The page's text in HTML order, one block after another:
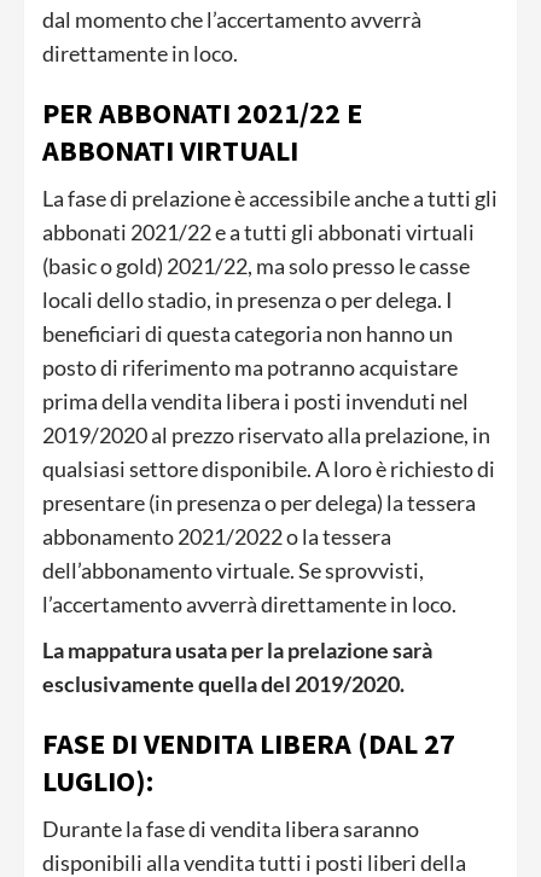
dal momento che l’accertamento avverrà
direttamente in loco.
PER ABBONATI 2021/22 E
ABBONATI VIRTUALI
La fase di prelazione è accessibile anche a tutti gli
abbonati 2021/22 e a tutti gli abbonati virtuali
(basic o gold) 2021/22, ma solo presso le casse
locali dello stadio, in presenza o per delega. I
beneficiari di questa categoria non hanno un
posto di riferimento ma potranno acquistare
prima della vendita libera i posti invenduti nel
2019/2020 al prezzo riservato alla prelazione, in
qualsiasi settore disponibile. A loro è richiesto di
presentare (in presenza o per delega) la tessera
abbonamento 2021/2022 o la tessera
dell’abbonamento virtuale. Se sprovvisti,
l’accertamento avverrà direttamente in loco.
La mappatura usata per la prelazione sarà
esclusivamente quella del 2019/2020.
FASE DI VENDITA LIBERA (DAL 27
LUGLIO):
Durante la fase di vendita libera saranno
disponibili alla vendita tutti i posti liberi della